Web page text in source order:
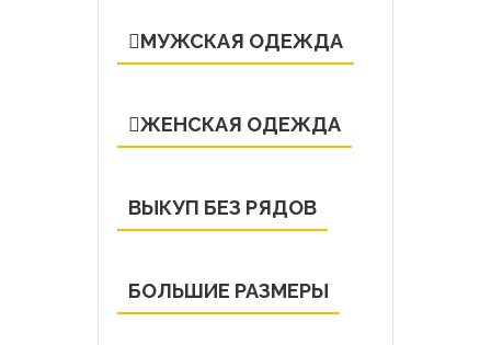
МУЖСКАЯ ОДЕЖДА
ЖЕНСКАЯ ОДЕЖДА
ВЫКУП БЕЗ РЯДОВ
БОЛЬШИЕ РАЗМЕРЫ